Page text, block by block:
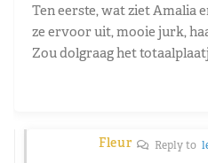
Ten eerste, wat ziet Amalia
ze ervoor uit, mooie jurk,
Zou dolgraag het
Fleur Reply to